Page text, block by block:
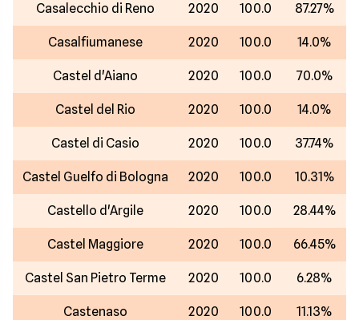
Casalecchio di Reno 2020 100.0 87.27%
Casalfiumanese 2020 100.0 14.0%
Castel d'Aiano 2020 100.0 70.0%
Castel del Rio 2020 100.0 14.0%
Castel di Casio 2020 100.0 37.74%
Castel Guelfo di Bologna 2020 100.0 10.31%
Castello d'Argile 2020 100.0 28.44%
Castel Maggiore 2020 100.0 66.45%
Castel San Pietro Terme 2020 100.0 6.28%
Castenaso 2020 100.0 11.13%